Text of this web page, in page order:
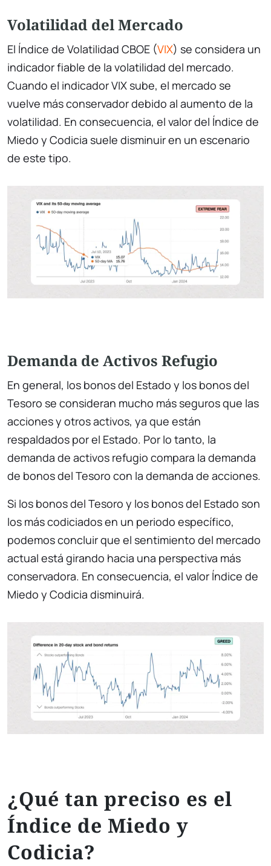
Volatilidad del Mercado
El Índice de Volatilidad CBOE (VIX) se considera un
indicador fiable de la volatilidad del mercado.
Cuando el indicador VIX sube, el mercado se
vuelve más conservador debido al aumento de la
volatilidad. En consecuencia, el valor del Índice de
Miedo y Codicia suele disminuir en un escenario
de este tipo.
Demanda de Activos Refugio
En general, los bonos del Estado y los bonos del
Tesoro se consideran mucho más seguros que las
acciones y otros activos, ya que están
respaldados por el Estado. Por lo tanto, la
demanda de activos refugio compara la demanda
de bonos del Tesoro con la demanda de acciones.
Si los bonos del Tesoro y los bonos del Estado son
los más codiciados en un periodo específico,
podemos concluir que el sentimiento del mercado
actual está girando hacia una perspectiva más
conservadora. En consecuencia, el valor Índice de
Miedo y Codicia disminuirá.
¿Qué tan preciso es el
Índice de Miedo y
Codicia?